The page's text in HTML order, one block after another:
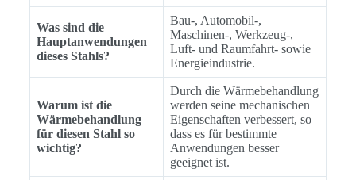
Was sind die
Hauptanwendungen
dieses Stahls?
Bau-, Automobil-,
Maschinen-, Werkzeug-,
Luft- und Raumfahrt- sowie
Energieindustrie.
Warum ist die
Wärmebehandlung
für diesen Stahl so
wichtig?
Durch die Wärmebehandlung
werden seine mechanischen
Eigenschaften verbessert, so
dass es für bestimmte
Anwendungen besser
geeignet ist.